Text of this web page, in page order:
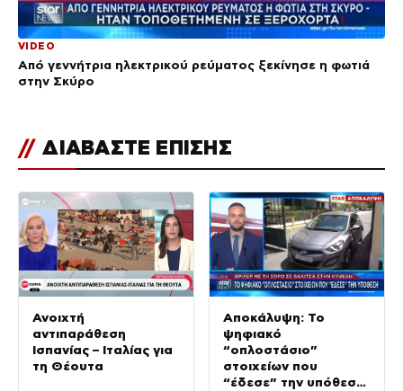
VIDEO
Από γεννήτρια ηλεκτρικού ρεύματος ξεκίνησε η φωτιά
στην Σκύρο
// ΔΙΑΒΑΣΤΕ ΕΠΙΣΗΣ
Ανοιχτή
αντιπαράθεση
Ισπανίας – Ιταλίας για
τη Θέουτα
Αποκάλυψη: Το
ψηφιακό
“οπλοστάσιο”
στοιχείων που
“έδεσε” την υπόθεση